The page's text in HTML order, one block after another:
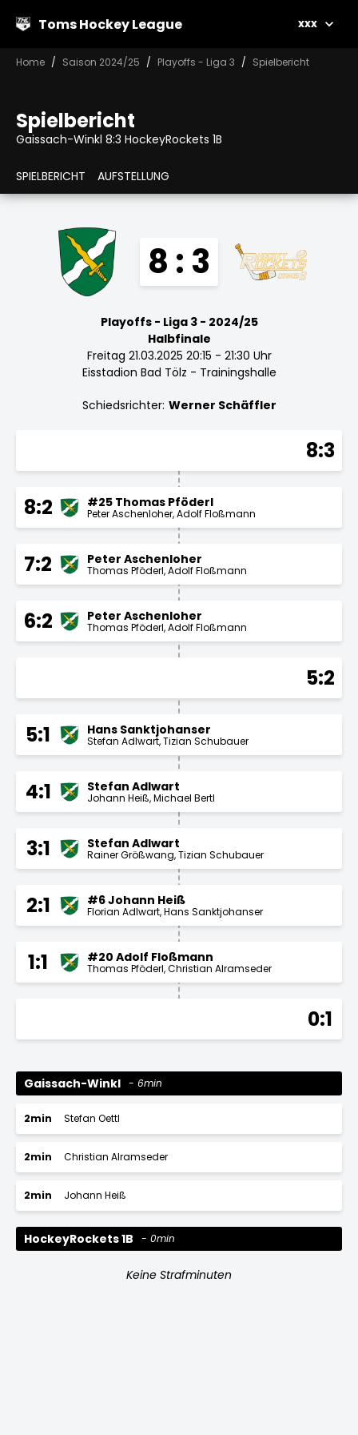
Toms Hockey League xxx
Home Saison 2024/25 Playoffs - Liga 3 Spielbericht
Spielbericht
Gaissach-Winkl 8:3 HockeyRockets 1B
SPIELBERICHT AUFSTELLUNG
8 : 3
Playoffs - Liga 3 - 2024/25
Halbfinale
Freitag 21.03.2025 20:15 - 21:30 Uhr
Eisstadion Bad Tölz - Trainingshalle
Schiedsrichter: Werner Schäffler
8:3
8:2 #25 Thomas Pföderl
Peter Aschenloher Adolf Floßmann
7:2 Peter Aschenloher
Thomas Pföderl Adolf Floßmann
6:2 Peter Aschenloher
Thomas Pföderl Adolf Floßmann
5:2
5:1 Hans Sanktjohanser
Stefan Adlwart Tizian Schubauer
4:1 Stefan Adlwart
Johann Heiß Michael Bertl
3:1 Stefan Adlwart
Rainer Größwang Tizian Schubauer
2:1 #6 Johann Heiß
Florian Adlwart Hans Sanktjohanser
1:1 #20 Adolf Floßmann
Thomas Pföderl Christian Alramseder
0:1
Gaissach-Winkl 6min
2min Stefan Oettl
2min Christian Alramseder
2min Johann Heiß
HockeyRockets 1B 0min
Keine Strafminuten